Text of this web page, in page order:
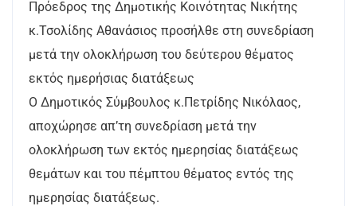
Πρόεδρος της Δημοτικής Κοινότητας Νικήτης
κ.Τσολίδης Αθανάσιος προσήλθε στη συνεδρίαση
μετά την ολοκλήρωση του δεύτερου θέματος
εκτός ημερήσιας διατάξεως
Ο Δημοτικός Σύμβουλος κ.Πετρίδης Νικόλαος,
αποχώρησε απ’τη συνεδρίαση μετά την
ολοκλήρωση των εκτός ημερησίας διατάξεως
θεμάτων και του πέμπτου θέματος εντός της
ημερησίας διατάξεως.